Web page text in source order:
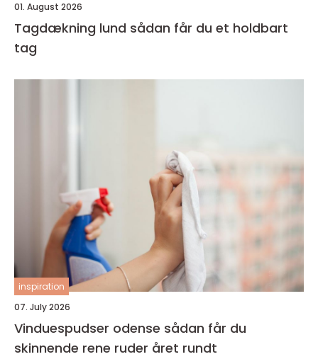
01. August 2026
Tagdækning lund sådan får du et holdbart
tag
inspiration
07. July 2026
Vinduespudser odense sådan får du
skinnende rene ruder året rundt